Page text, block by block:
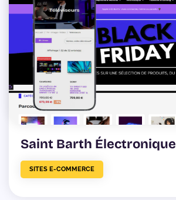
Saint Barth Électronique
SITES E-COMMERCE